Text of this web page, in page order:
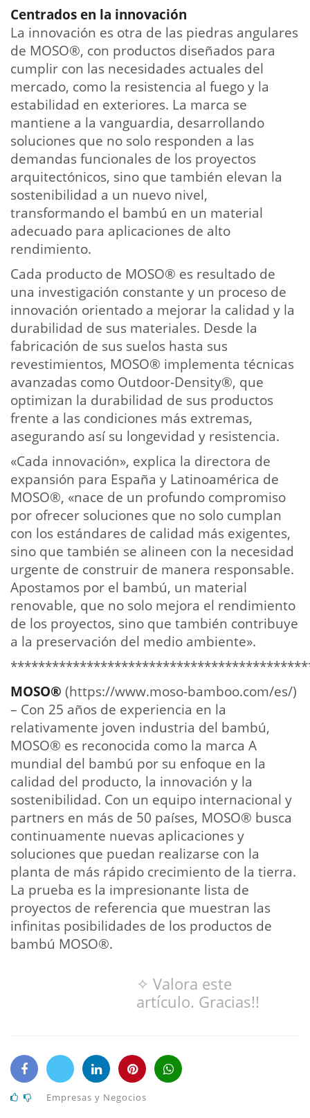
Centrados en la innovación
La innovación es otra de las piedras angulares
de MOSO®, con productos diseñados para
cumplir con las necesidades actuales del
mercado, como la resistencia al fuego y la
estabilidad en exteriores. La marca se
mantiene a la vanguardia, desarrollando
soluciones que no solo responden a las
demandas funcionales de los proyectos
arquitectónicos, sino que también elevan la
sostenibilidad a un nuevo nivel,
transformando el bambú en un material
adecuado para aplicaciones de alto
rendimiento.
Cada producto de MOSO® es resultado de
una investigación constante y un proceso de
innovación orientado a mejorar la calidad y la
durabilidad de sus materiales. Desde la
fabricación de sus suelos hasta sus
revestimientos, MOSO® implementa técnicas
avanzadas como Outdoor-Density®, que
optimizan la durabilidad de sus productos
frente a las condiciones más extremas,
asegurando así su longevidad y resistencia.
«Cada innovación», explica la directora de
expansión para España y Latinoamérica de
MOSO®, «nace de un profundo compromiso
por ofrecer soluciones que no solo cumplan
con los estándares de calidad más exigentes,
sino que también se alineen con la necesidad
urgente de construir de manera responsable.
Apostamos por el bambú, un material
renovable, que no solo mejora el rendimiento
de los proyectos, sino que también contribuye
a la preservación del medio ambiente».
MOSO® (https://www.moso-bamboo.com/es/)
– Con 25 años de experiencia en la
relativamente joven industria del bambú,
MOSO® es reconocida como la marca A
mundial del bambú por su enfoque en la
calidad del producto, la innovación y la
sostenibilidad. Con un equipo internacional y
partners en más de 50 países, MOSO® busca
continuamente nuevas aplicaciones y
soluciones que puedan realizarse con la
planta de más rápido crecimiento de la tierra.
La prueba es la impresionante lista de
proyectos de referencia que muestran las
infinitas posibilidades de los productos de
bambú MOSO®.
✧ Valora este
artículo. Gracias!!
Empresas y Negocios